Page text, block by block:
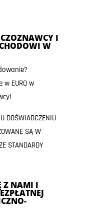
I
W
w EURO w
DOŚWIADCZENIU
SĄ W
STANDARDY
Z NAMI I